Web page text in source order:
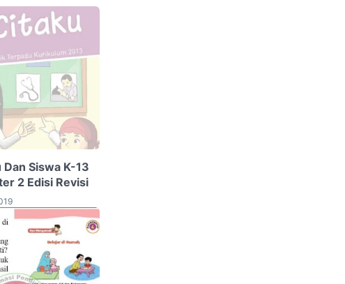
Siswa K-13
2 Edisi Revisi